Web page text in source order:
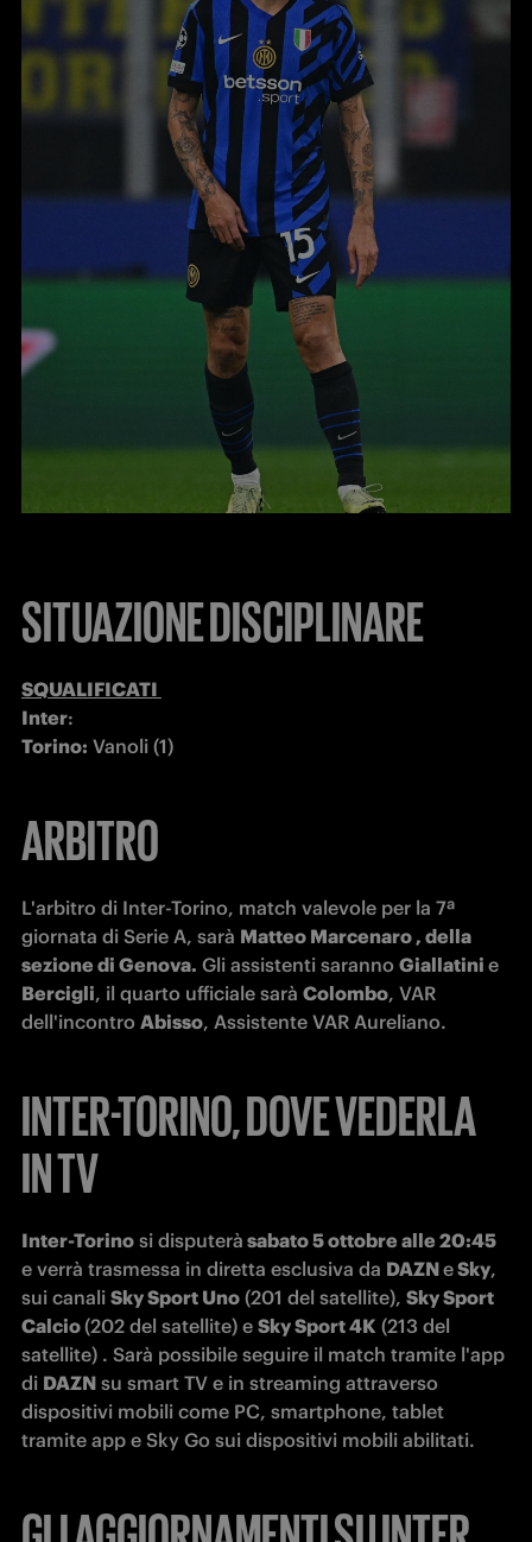
SITUAZIONE DISCIPLINARE
Inter
Torino: Vanoli (1)
ARBITRO
L'arbitro di Inter-Torino, match valevole per la 7ª
giornata di Serie A, sarà Matteo Marcenaro , della
sezione di Genova. Gli assistenti saranno Giallatini e
Bercigli, il quarto ufficiale sarà Colombo, VAR
dell'incontro Abisso, Assistente VAR Aureliano.
INTER-TORINO, DOVE VEDERLA
IN TV
Inter-Torino si disputerà sabato 5 ottobre alle 20:45
e verrà trasmessa in diretta esclusiva da DAZN e Sky,
sui canali Sky Sport Uno (201 del satellite), Sky Sport
Calcio (202 del satellite) e Sky Sport 4K (213 del
satellite) . Sarà possibile seguire il match tramite l'app
di DAZN su smart TV e in streaming attraverso
dispositivi mobili come PC, smartphone, tablet
tramite app e Sky Go sui dispositivi mobili abilitati.
GLI AGGIORNAMENTI SU INTER